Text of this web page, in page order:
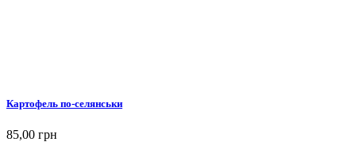
Картофель по-селянськи
85,00 грн